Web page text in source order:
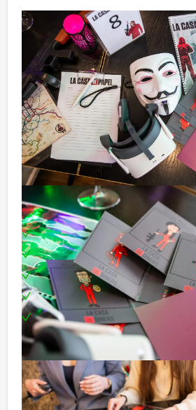
Inclusief:
Professionele begeleiding
Moderne VR-brillen
Uitgebreid 3-gangen diner
Leuke prijs voor het winnende
Te boeken op uw gewenste
Tip:
Niet telkens uw knip hoeven
te rekenen? Voor € 13,50 per
BTW) kunt u gebruikmaken van het